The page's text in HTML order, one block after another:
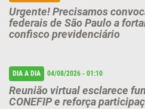
Urgente! Precisamos
federais de São Paulo a
confisco previdenciário
DIA A DIA 04/08/2026 - 01:10
Reunião virtual esclarece
CONEFIP e reforça